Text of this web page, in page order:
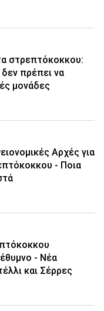
στρεπτόκοκκου:
δεν πρέπει να
μονάδες
Αρχές για
- Ποια
- Νέα
και Σέρρες